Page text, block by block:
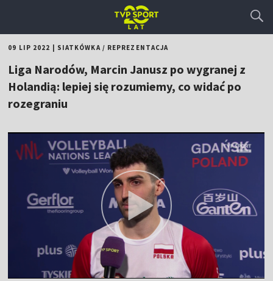
09 LIP 2022 SIATKÓWKA/ REPREZENTACJA
Liga Narodów, Marcin Janusz po wygranej z
Holandią: lepiej się rozumiemy, co widać po
rozegraniu